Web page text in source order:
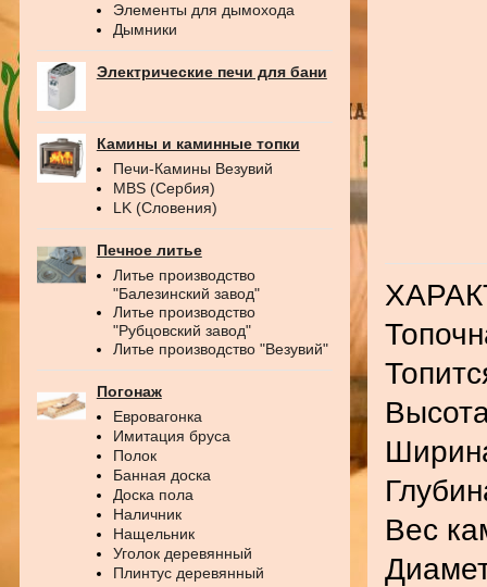
Элементы для дымохода
Дымники
Электрические печи для бани
Камины и каминные топки
Печи-Камины Везувий
MBS (Сербия)
LK (Словения)
Печное литье
Литье производство
"Балезинский завод"
Литье производство
"Рубцовский завод"
Литье производство "Везувий"
Погонаж
Евровагонка
Имитация бруса
Полок
Банная доска
Доска пола
Наличник
Нащельник
Уголок деревянный
Плинтус деревянный
Вес